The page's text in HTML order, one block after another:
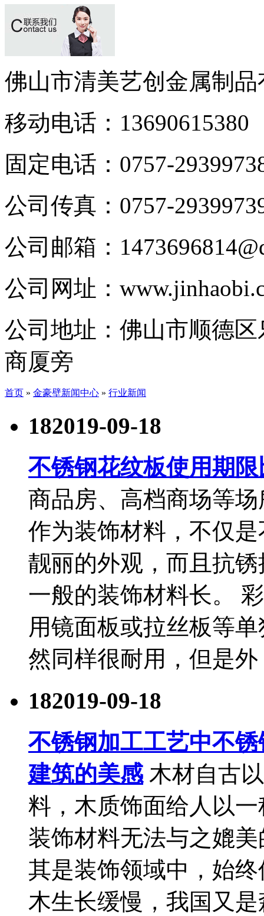
佛山市清美艺创金属制
移动电话： 13690615380
固定电话： 0757-
公司传真： 0757-
公司邮箱：
公司网址：
公司地址： 佛山市顺德
商厦旁
首页 » 金豪壁新闻中心 » 行业新闻
182019-09-18
不锈钢花纹板使用期
商品房、高档商场等
作为装饰材料，不仅
靓丽的外观，而且抗
一般的装饰材料长。
用镜面板或拉丝板等
然同样很耐用，但是外
182019-09-18
不锈钢加工工艺中不
建筑的美感 木材自古
料，木质饰面给人以
装饰材料无法与之媲
其是装饰领域中，始
木生长缓慢，我国又